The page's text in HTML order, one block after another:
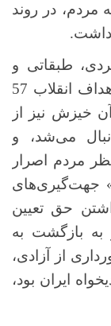
مردم، در روند
طبقاتی و
ایدئولوژیک نهفته بود که در درونمایه اهداف انقلاب 57
خیزش نیز از
می‌شد، و
مردم اصرار
جهت‌گیری‌های
حق تعیین
به بازگشت به
همان برخورداری از آزادی،
ایران بود،